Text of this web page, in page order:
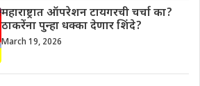
महाराष्ट्रात ऑपरेशन टायगरची चर्चा का?
ठाकरेंना पुन्हा धक्का देणार शिंदे?
March 19, 2026